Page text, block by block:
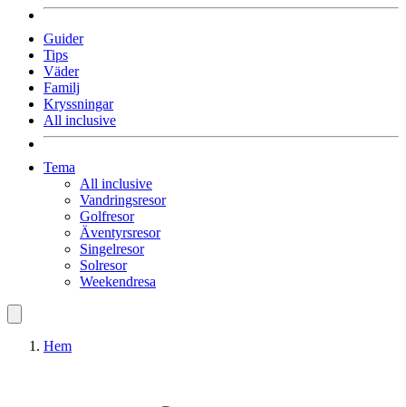
Guider
Tips
Väder
Familj
Kryssningar
All inclusive
Tema
All inclusive
Vandringsresor
Golfresor
Äventyrsresor
Singelresor
Solresor
Weekendresa
Hem